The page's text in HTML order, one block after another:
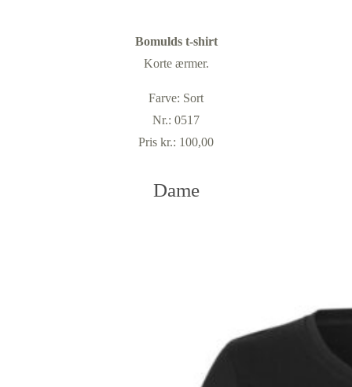
Bomulds t-shirt
Korte ærmer.
Farve: Sort
Nr.: 0517
Pris kr.: 100,00
Dame